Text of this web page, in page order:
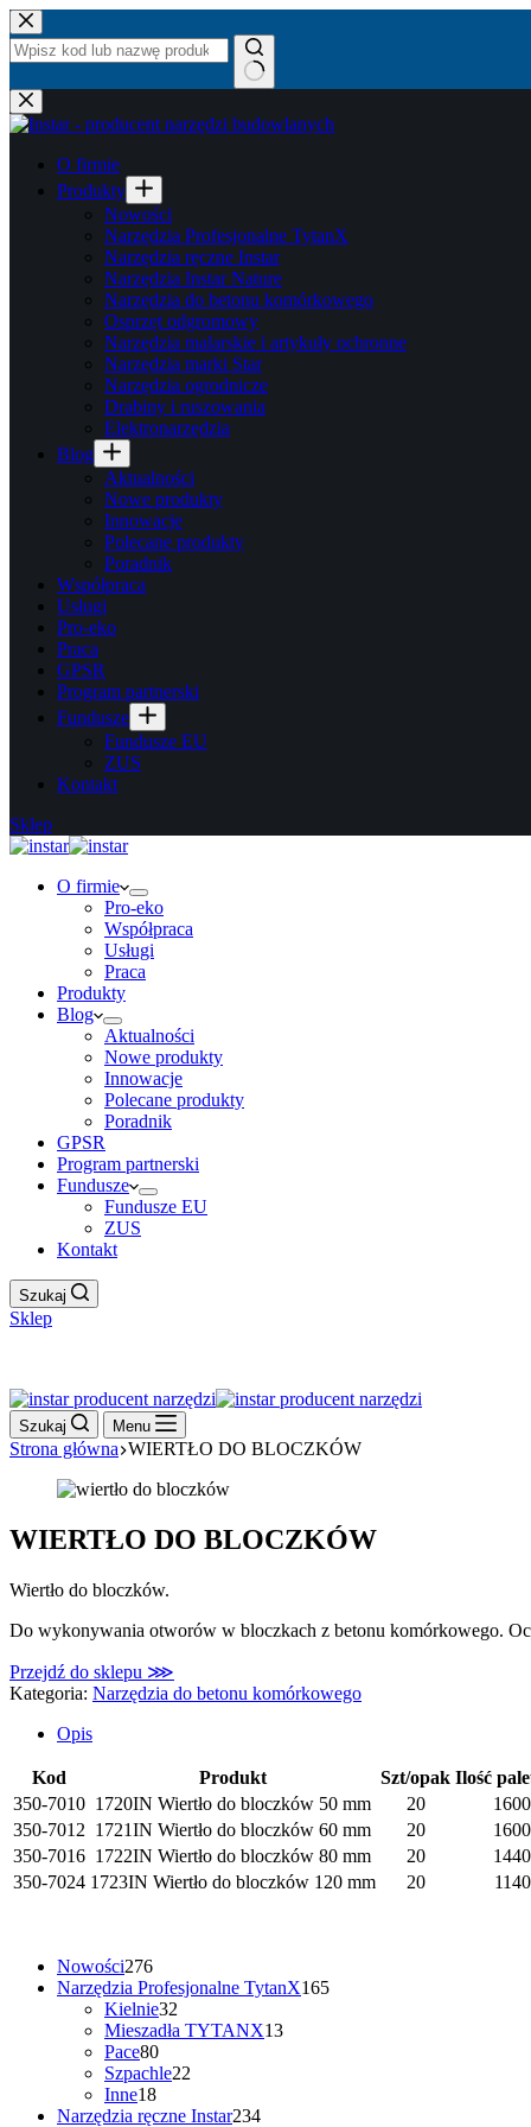
Przejdź
do
treści
Brak
wyników
O firmie
Produkty
Nowości
Narzędzia Profesjonalne TytanX
Narzędzia ręczne Instar
Narzędzia Instar Nature
Narzędzia do betonu komórkowego
Osprzęt odgromowy
Narzędzia malarskie i artykuły ochronne
Narzędzia marki Star
Narzędzia ogrodnicze
Drabiny i ruszowania
Elektronarzędzia
Blog
Aktualności
Nowe produkty
Innowacje
Polecane produkty
Poradnik
Współpraca
Usługi
Pro-eko
Praca
GPSR
Program partnerski
Fundusze
Fundusze EU
ZUS
Kontakt
Sklep
O firmie
Pro-eko
Współpraca
Usługi
Praca
Produkty
Blog
Aktualności
Nowe produkty
Innowacje
Polecane produkty
Poradnik
GPSR
Program partnerski
Fundusze
Fundusze EU
ZUS
Kontakt
Szukaj
Sklep
Szukaj Menu
Strona główna WIERTŁO DO BLOCZKÓW
WIERTŁO DO BLOCZKÓW
Wiertło do bloczków.
Do wykonywania otworów w bloczkach z betonu komórkowego.
Przejdź do sklepu ⋙
Kategoria: Narzędzia do betonu komórkowego
Opis
Kod Produkt Szt/opak Ilość
350-7010 1720IN Wiertło do bloczków 50 mm 20 1600
350-7012 1721IN Wiertło do bloczków 60 mm 20 1600
350-7016 1722IN Wiertło do bloczków 80 mm 20 1440
350-7024 1723IN Wiertło do bloczków 120 mm 20 1140
Nowości276276
produktów
Narzędzia Profesjonalne TytanX165165
Kielnie32
produkty
Mieszadła TYTANX1313
Pace8080
produktów
Szpachle22
Inne1818
produktów
Narzędzia ręczne Instar234234